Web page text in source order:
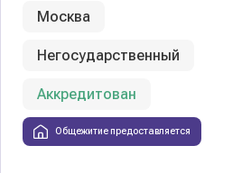
Москва
Негосударственный
Аккредитован
Общежитие предоставляется